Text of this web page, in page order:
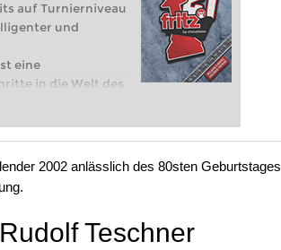
auf Turnierniveau
und
eine
in die Welt des
spielen: Mit
2002 anlässlich des 80sten Geburtstages
Teschner